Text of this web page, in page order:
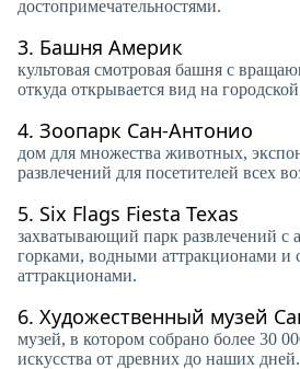
достопримечательностями.
3. Башня Америк
культовая смотровая башня с
откуда открывается вид на
4. Зоопарк Сан-Антонио
дом для множества животных,
развлечений для посетителей всех
5. Six Flags Fiesta Texas
захватывающий парк развлечений с
горками, водными аттракционами и
аттракционами.
6. Художественный музей
музей, в котором собрано более 30
искусства от древних до наших дней.